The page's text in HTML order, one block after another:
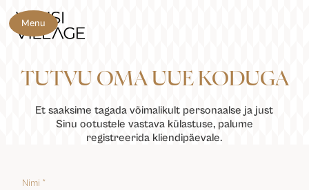
Menu
TUTVU OMA UUE KODUGA
Et saaksime tagada võimalikult personaalse ja just
Sinu ootustele vastava külastuse, palume
registreerida kliendipäevale.